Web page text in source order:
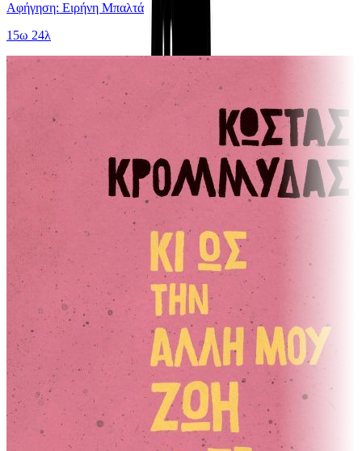
Αφήγηση: Ειρήνη Μπαλτά
15ω 24λ